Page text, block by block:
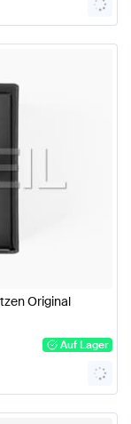
Original
Auf Lager